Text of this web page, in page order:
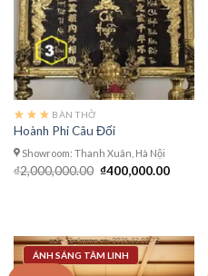
BÀN THỜ
Hoành Phi Câu Đối
Showroom: Thanh Xuân, Hà Nội
₫2,000,000.00 Giá
₫400,000.00Giá
ÁNH SÁNG TÂM LINH